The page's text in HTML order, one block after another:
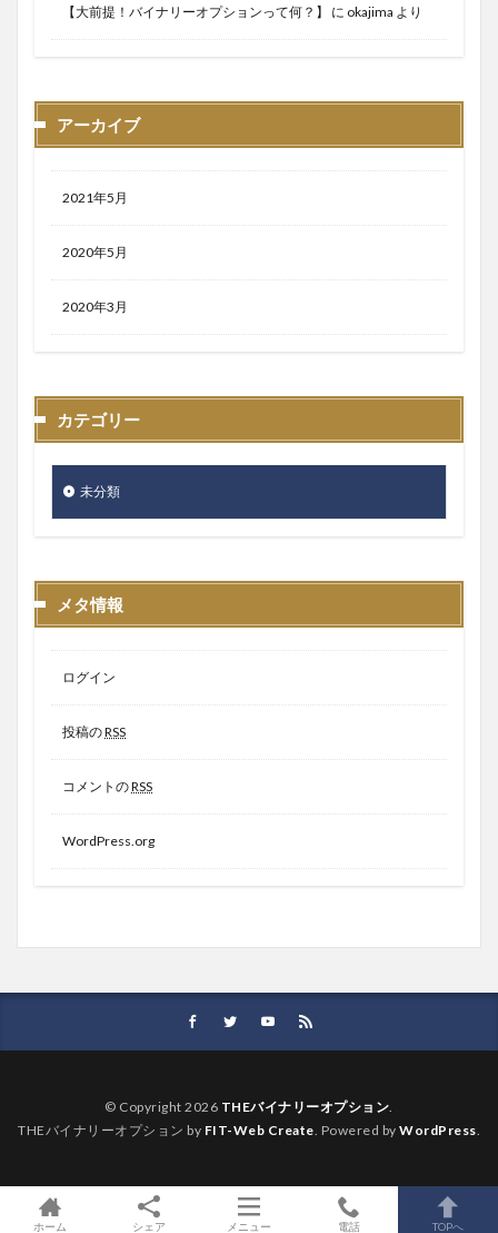
【大前提！バイナリーオプションって何？】 に okajima より
アーカイブ
2021年5月
2020年5月
2020年3月
カテゴリー
未分類
メタ情報
ログイン
投稿のRSS
コメントのRSS
WordPress.org
© Copyright 2026 THEバイナリーオプション.
THEバイナリーオプション by FIT-Web Create. Powered by WordPress.
ホーム シェア メニュー 電話 TOPへ